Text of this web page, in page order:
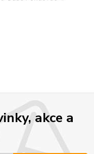
akce a